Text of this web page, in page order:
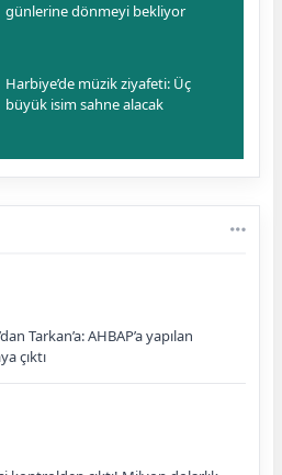
günlerine dönmeyi bekliyor
Harbiye’de müzik ziyafeti: Üç
büyük isim sahne alacak
Tarkan’a: AHBAP’a yapılan
çıktı